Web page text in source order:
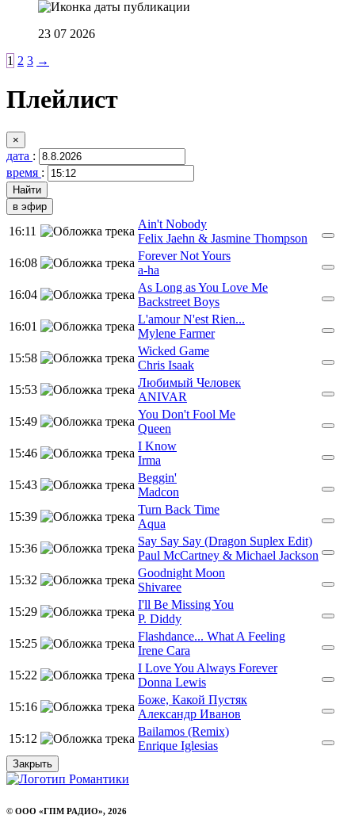
23 07 2026
1 2 3 →
Плейлист
×
дата :
время :
в эфир
16:11
Ain't Nobody
Felix Jaehn & Jasmine Thompson
16:08
Forever Not Yours
a-ha
16:04
As Long as You Love Me
Backstreet Boys
16:01
L'amour N'est Rien...
Mylene Farmer
15:58
Wicked Game
Chris Isaak
15:53
Любимый Человек
ANIVAR
15:49
You Don't Fool Me
Queen
15:46
I Know
Irma
15:43
Beggin'
Madcon
15:39
Turn Back Time
Aqua
15:36
Say Say Say (Dragon Suplex Edit)
Paul McCartney & Michael Jackson
15:32
Goodnight Moon
Shivaree
15:29
I'll Be Missing You
P. Diddy
15:25
Flashdance... What A Feeling
Irene Cara
15:22
I Love You Always Forever
Donna Lewis
15:16
Боже, Какой Пустяк
Александр Иванов
15:12
Bailamos (Remix)
Enrique Iglesias
Закрыть
© ООО «ГПМ РАДИО», 2026